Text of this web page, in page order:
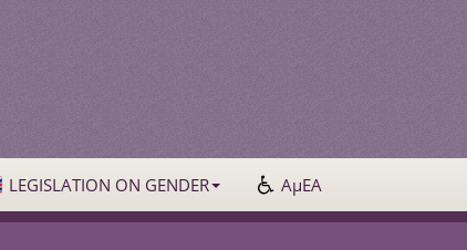
LEGISLATION ON GENDER ΑμΕΑ